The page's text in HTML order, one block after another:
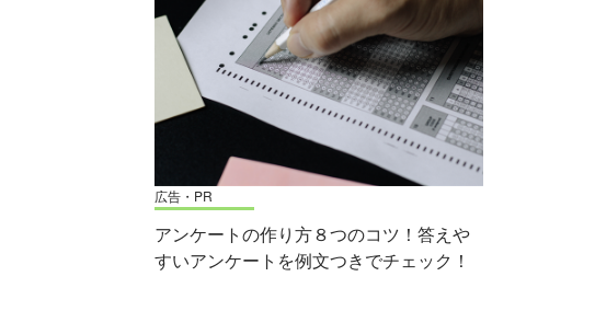
広告・PR
アンケートの作り方８つのコツ！答えや
すいアンケートを例文つきでチェック！